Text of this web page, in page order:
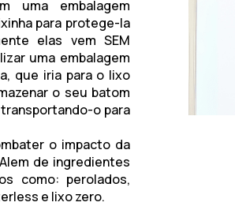
uma embalagem
para protege-la
elas vem SEM
uma embalagem
que iria para o lixo
o seu batom
o para
o impacto da
de ingredientes
como: perolados,
e lixo zero.